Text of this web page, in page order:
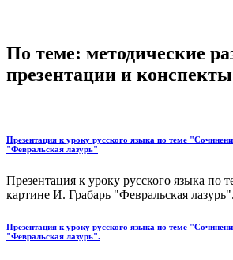
По теме: методические
презентации и конспекты
Презентация к уроку русского языка по теме
"Февральская лазурь"
Презентация к уроку русского языка по
картине И. Грабарь "Февральская
Презентация к уроку русского языка по теме
"Февральская лазурь".